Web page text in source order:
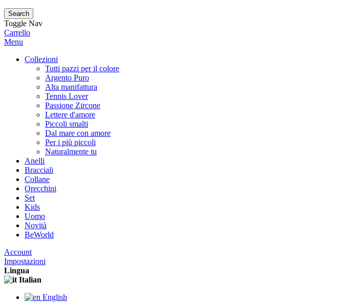
Search
Toggle Nav
Carrello
Menu
Collezioni
Tutti pazzi per il colore
Argento Puro
Alta manifattura
Tennis Lover
Passione Zircone
Lettere d'amore
Piccoli smalti
Dal mare con amore
Per i più piccoli
Naturalmente tu
Anelli
Bracciali
Collane
Orecchini
Set
Kids
Uomo
Novità
BeWorld
Account
Impostazioni
Lingua
Italian
English